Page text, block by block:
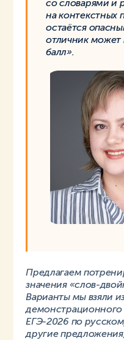
со словарями и
на контекстных
остаётся
отличник может
балл».
Предлагаем
значения «слов-
Варианты мы взяли
демонстрационного
ЕГЭ-2026 по
другие